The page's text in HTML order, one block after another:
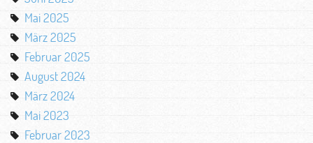
Mai 2025
März 2025
Februar 2025
August 2024
März 2024
Mai 2023
Februar 2023